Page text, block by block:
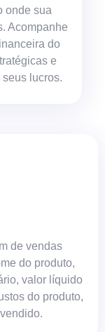
onde sua
Acompanhe
do
e
lucros.
de vendas
do produto,
valor líquido
do produto,